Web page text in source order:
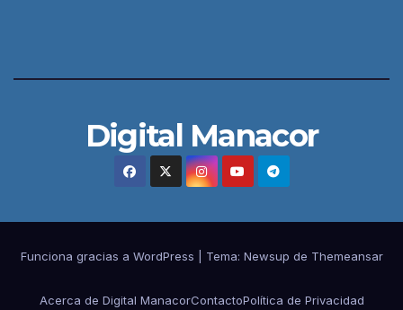
Digital Manacor
Funciona gracias a WordPress Tema: Newsup de Themeansar
Acerca de Digital ManacorContactoPolítica de Privacidad